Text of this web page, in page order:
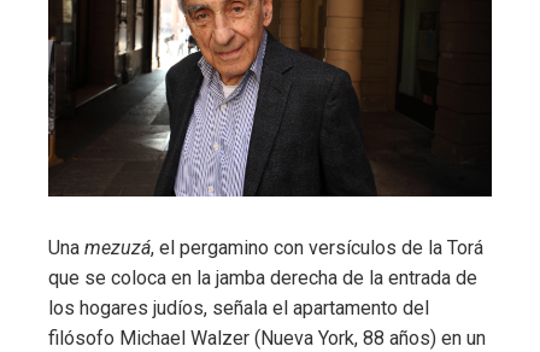
Una mezuzá, el pergamino con versículos de la Torá
que se coloca en la jamba derecha de la entrada de
los hogares judíos, señala el apartamento del
filósofo Michael Walzer (Nueva York, 88 años) en un